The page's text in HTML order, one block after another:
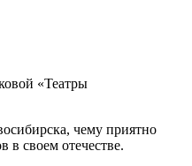
«Театры
чему приятно
в своем отечестве.